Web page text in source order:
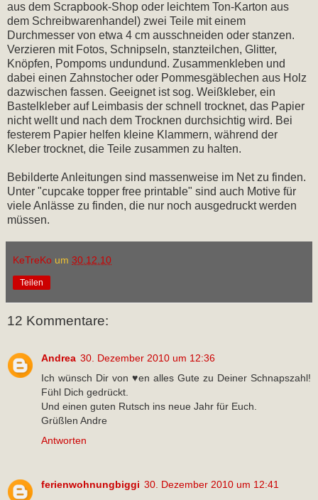
aus dem Scrapbook-Shop oder leichtem Ton-Karton aus
dem Schreibwarenhandel) zwei Teile mit einem
Durchmesser von etwa 4 cm ausschneiden oder stanzen.
Verzieren mit Fotos, Schnipseln, stanzteilchen, Glitter,
Knöpfen, Pompoms undundund. Zusammenkleben und
dabei einen Zahnstocher oder Pommesgäblechen aus Holz
dazwischen fassen. Geeignet ist sog. Weißkleber, ein
Bastelkleber auf Leimbasis der schnell trocknet, das Papier
nicht wellt und nach dem Trocknen durchsichtig wird. Bei
festerem Papier helfen kleine Klammern, während der
Kleber trocknet, die Teile zusammen zu halten.
Bebilderte Anleitungen sind massenweise im Net zu finden.
Unter "cupcake topper free printable" sind auch Motive für
viele Anlässe zu finden, die nur noch ausgedruckt werden
müssen.
KeTreKo um 30.12.10
Teilen
12 Kommentare:
Andrea 30. Dezember 2010 um 12:36
Ich wünsch Dir von ♥en alles Gute zu Deiner Schnapszahl!
Fühl Dich gedrückt.
Und einen guten Rutsch ins neue Jahr für Euch.
Grüßlen Andre
Antworten
ferienwohnungbiggi 30. Dezember 2010 um 12:41